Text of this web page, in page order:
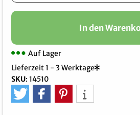
In den
Auf Lager
Lieferzeit 1 - 3 Werktage
SKU: 14510